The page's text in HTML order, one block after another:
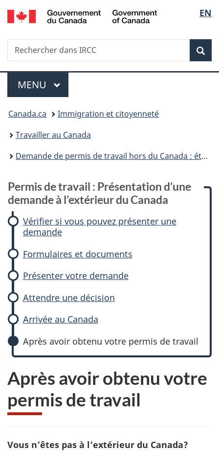
Passer
au
Passer
à
travail
demande
Canada
Passer
à
du
Passer
à
simplifiée
de
la
EN
Recherche
Rechercher
dans
Menu
MENU PRINCIPAL
Vous
êtes
ici :
Canada.ca
Immigration et citoyenneté
Travailler au Canada
Demande de permis de travail hors du Canada : étapes et exigences
Permis de travail : Présentation d’une
demande à l’extérieur du Canada
Vérifier si vous pouvez présenter une
demande
Formulaires et documents
Présenter votre demande
Attendre une décision
Arrivée au Canada
Après avoir obtenu votre permis de travail
Après avoir obtenu votre
permis de travail
Vous n’êtes pas à l’extérieur du Canada?